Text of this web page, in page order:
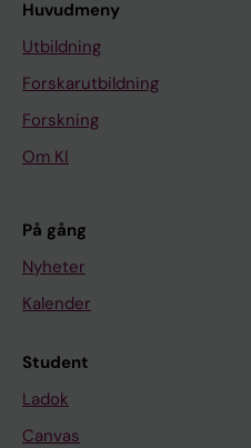
Huvudmeny
Utbildning
Forskarutbildning
Forskning
Om KI
På gång
Nyheter
Kalender
Student
Ladok
Canvas